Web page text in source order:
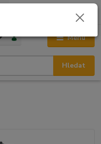
Menu
Hledat
0,00 Kč